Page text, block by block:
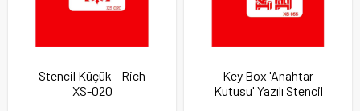
Stencil Küçük - Rich
XS-020
Key Box 'Anahtar
Kutusu' Yazılı Stencil